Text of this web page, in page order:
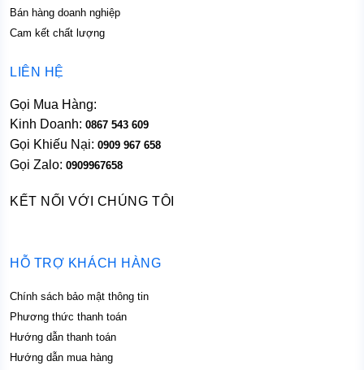
Bán hàng doanh nghiệp
Cam kết chất lượng
LIÊN HỆ
Gọi Mua Hàng:
Kinh Doanh: 0867 543 609
Gọi Khiếu Nại: 0909 967 658
Gọi Zalo: 0909967658
KẾT NỐI VỚI CHÚNG TÔI
HỖ TRỢ KHÁCH HÀNG
Chính sách bảo mật thông tin
Phương thức thanh toán
Hướng dẫn thanh toán
Hướng dẫn mua hàng